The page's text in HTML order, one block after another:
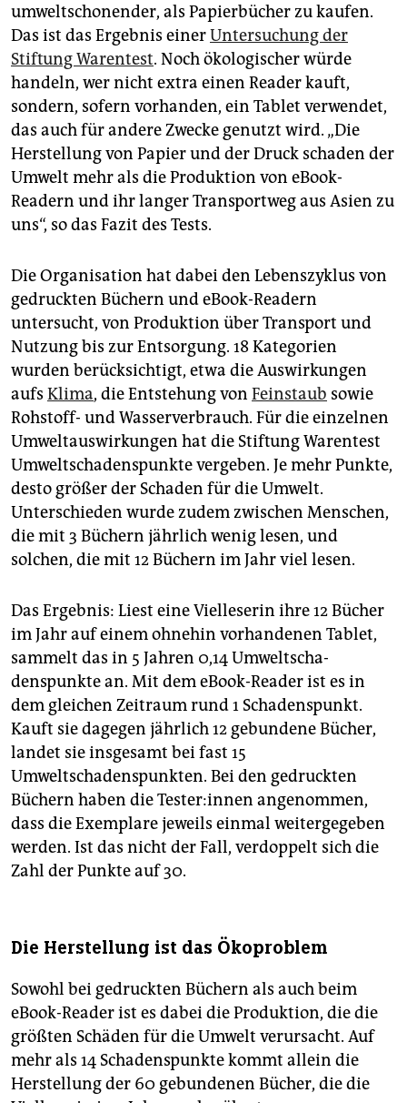
genossenschaft
epaper login
umweltschonender, als Papierbücher zu kaufen.
Das ist das Ergebnis einerUntersuchung der
Stiftung Warentest. Noch ökologischer würde
handeln, wer nicht extra einen Reader kauft,
sondern, sofern vorhanden, ein Tablet verwendet,
das auch für andere Zwecke genutzt wird. „Die
Herstellung von Papier und der Druck schaden der
Umwelt mehr als die Produktion von eBook-
Readern und ihr langer Transportweg aus Asien zu
uns“, so das Fazit des Tests.
Die Organisation hat dabei den Lebenszyklus von
gedruckten Büchern und eBook-Readern
untersucht, von Produktion über Transport und
Nutzung bis zur Entsorgung. 18 Kategorien
wurden berücksichtigt, etwa die Auswirkungen
aufs Klima, die Entstehung von Feinstaub sowie
Rohstoff- und Wasserverbrauch. Für die einzelnen
Umweltauswirkungen hat die Stiftung Warentest
Umweltschadens­punkte vergeben. Je mehr Punkte,
desto größer der Schaden für die Umwelt.
Unterschieden wurde zudem zwischen Menschen,
die mit 3 Büchern jährlich wenig lesen, und
solchen, die mit 12 Büchern im Jahr viel lesen.
Das Ergebnis: Liest eine Vielleserin ihre 12 Bücher
im Jahr auf einem ohnehin vorhandenen Tablet,
sammelt das in 5 Jahren 0,14 Umweltscha­
denspunkte an. Mit dem eBook-Reader ist es in
dem gleichen Zeitraum rund 1 Schadenspunkt.
Kauft sie dagegen jährlich 12 gebundene Bücher,
landet sie insgesamt bei fast 15
Umweltschadenspunkten. Bei den gedruckten
Büchern haben die Tes­te­r:in­nen angenommen,
dass die Exemplare jeweils einmal weitergegeben
werden. Ist das nicht der Fall, verdoppelt sich die
Zahl der Punkte auf 30.
Die Herstellung ist das Ökoproblem
Sowohl bei gedruckten Büchern als auch beim
eBook-Reader ist es dabei die Produktion, die die
größten Schäden für die Umwelt verursacht. Auf
mehr als 14 Schadenspunkte kommt allein die
Herstellung der 60 gebundenen Bücher, die die